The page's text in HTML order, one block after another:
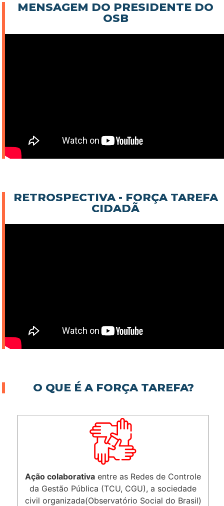
MENSAGEM DO PRESIDENTE DO
OSB
RETROSPECTIVA - FORÇA TAREFA
CIDADÃ
O QUE É A FORÇA TAREFA?
Ação colaborativa entre as Redes de Controle
da Gestão Pública (TCU, CGU), a sociedade
civil organizada(Observatório Social do Brasil)